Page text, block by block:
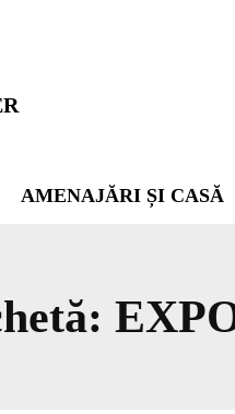
AMENAJĂRI ȘI CASĂ